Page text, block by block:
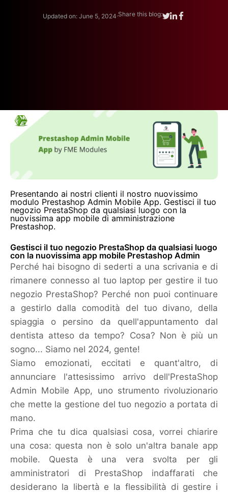
Updated on: June 5, 2024.Share this blog:
Presentando ai nostri clienti il ​​nostro nuovissimo
modulo Prestashop Admin Mobile App. Gestisci il tuo
negozio PrestaShop da qualsiasi luogo con la
nuovissima app mobile di amministrazione
Prestashop.
Gestisci il tuo negozio PrestaShop da qualsiasi luogo
con la nuovissima app mobile Prestashop Admin
Perché hai bisogno di sederti a una scrivania e di
rimanere connesso al tuo laptop per gestire il tuo
negozio PrestaShop? Perché non puoi continuare
a gestirlo dalla comodità del tuo divano, della
spiaggia o persino da quell'appuntamento dal
dentista atteso da tempo? Cosa? Non è più un
sogno... Siamo nel 2024, gente!
Siamo emozionati, eccitati e quant'altro, di
annunciare l'attesissimo arrivo dell'PrestaShop
Admin Mobile App, uno strumento rivoluzionario
che mette la gestione del tuo negozio a portata di
mano.
Prima che tu dica qualsiasi cosa, vorrei chiarire
una cosa: questa non è solo un'altra banale app
mobile. Questa è una vera svolta per gli
amministratori di PrestaShop indaffarati che
desiderano la libertà e la flessibilità di gestire i